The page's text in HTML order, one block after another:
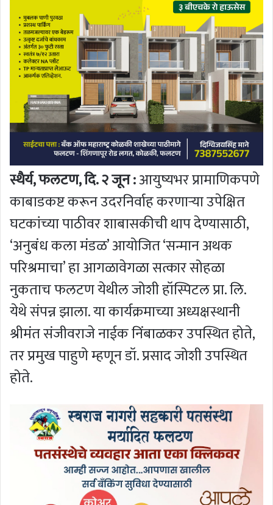
स्थैर्य, फलटण, दि. २ जून :आयुष्यभर प्रामाणिकपणे
काबाडकष्ट करून उदरनिर्वाह करणाऱ्या उपेक्षित
घटकांच्या पाठीवर शाबासकीची थाप देण्यासाठी,
‘अनुबंध कला मंडळ’ आयोजित ‘सन्मान अथक
परिश्रमाचा’ हा आगळावेगळा सत्कार सोहळा
नुकताच फलटण येथील जोशी हॉस्पिटल प्रा. लि.
येथे संपन्न झाला. या कार्यक्रमाच्या अध्यक्षस्थानी
श्रीमंत संजीवराजे नाईक निंबाळकर उपस्थित होते,
तर प्रमुख पाहुणे म्हणून डॉ. प्रसाद जोशी उपस्थित
होते.